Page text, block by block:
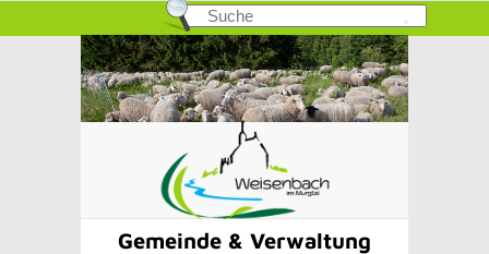
Gemeinde & Verwaltung